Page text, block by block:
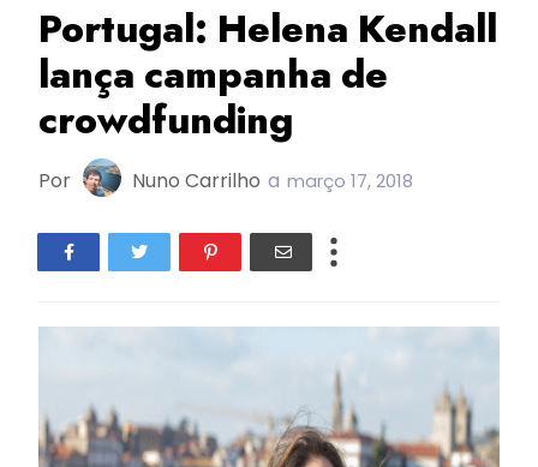
Portugal: Helena Kendall
lança campanha de
crowdfunding
Por Nuno Carrilho a março 17, 2018